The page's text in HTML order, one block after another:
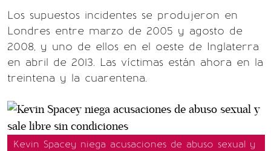
Los supuestos incidentes se produjeron en
Londres entre marzo de 2005 y agosto de
2008, y uno de ellos en el oeste de Inglaterra
en abril de 2013. Las víctimas están ahora en la
treintena y la cuarentena.
Kevin Spacey niega acusaciones de abuso sexual y